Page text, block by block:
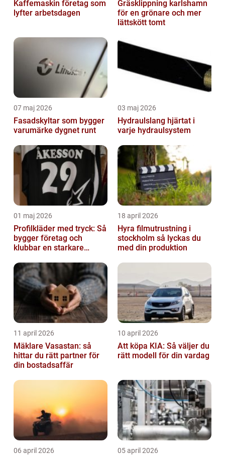
Kaffemaskin företag som
lyfter arbetsdagen
Gräsklippning karlshamn
för en grönare och mer
lättskött tomt
07 maj 2026
Fasadskyltar som bygger
varumärke dygnet runt
03 maj 2026
Hydraulslang hjärtat i
varje hydraulsystem
01 maj 2026
Profilkläder med tryck: Så
bygger företag och
klubbar en starkare
18 april 2026
Hyra filmutrustning i
stockholm så lyckas du
med din produktion
11 april 2026
Mäklare Vasastan: så
hittar du rätt partner för
din bostadsaffär
10 april 2026
Att köpa KIA: Så väljer du
rätt modell för din vardag
06 april 2026 05 april 2026